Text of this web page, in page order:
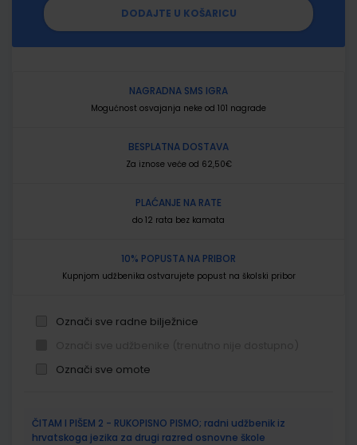
DODAJTE U KOŠARICU
NAGRADNA SMS IGRA
Mogućnost osvajanja neke od 101 nagrade
BESPLATNA DOSTAVA
Za iznose veće od 62,50€
PLAĆANJE NA RATE
do 12 rata bez kamata
10% POPUSTA NA PRIBOR
Kupnjom udžbenika ostvarujete popust na školski pribor
Označi sve radne bilježnice
Označi sve omote
proizvodi
ČITAM I PIŠEM 2 - RUKOPISNO PISMO; radni udžbenik iz
hrvatskoga jezika za drugi razred osnovne škole